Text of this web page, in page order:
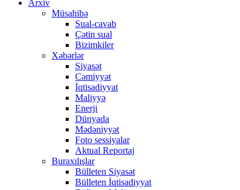
Arxiv
Müsahibə
Sual-cavab
Çətin sual
Bizimkiler
Xəbərlər
Siyasət
Cəmiyyət
İqtisadiyyat
Maliyyə
Enerji
Dünyada
Mədəniyyət
Foto sessiyalar
Aktual Reportaj
Buraxılışlar
Bülleten Siyasət
Bülleten İqtisadiyyat